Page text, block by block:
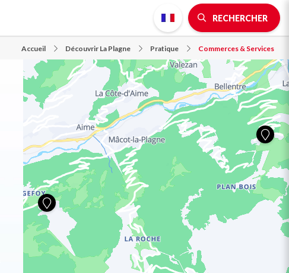
RECHERCHER
Accueil Découvrir La Plagne Pratique Commerces & Services